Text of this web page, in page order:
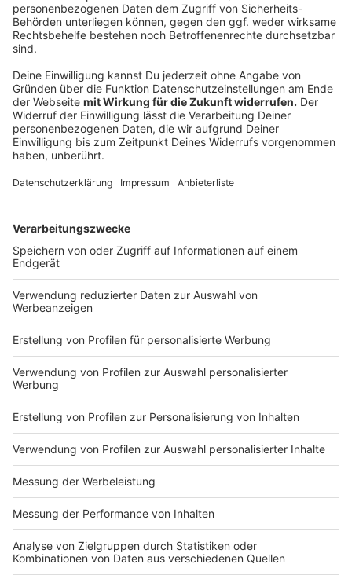
Schuldenpaket: Auswirkungen auf die
Anzeige
Die finanziellen Zuwendungen haben das Potenzial,
das Leben vieler Menschen in NRW direkt zu
verbessern. Durch die Schaffung neuer Arbeitsplätze
höhere Lebensqualität erwarten. Zudem wird die
Stärkung der wirtschaftlichen Infrastruktur dazu
beitragen, NRW als attraktiven Standort für
Investitionen und Innovationen weiter zu etablieren.
Mit dem neuen Milliardenpaket setzt die
Bundesregierung ein starkes Zeichen der
Unterstützung für Nordrhein-Westfalen. Die gezielten
Investitionen in wichtige Bereiche versprechen, die
wirtschaftliche Landschaft des Landes nachhaltig zu
verbessern und den Bürgerinnen und Bürgern neue
Chancen zu eröffnen. Dieses finanzielle Engagement
ist ein entscheidender Schritt auf dem Weg zu einer